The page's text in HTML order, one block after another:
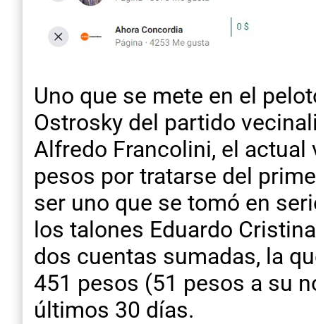
Uno que se mete en el
Ostrosky del partido
Alfredo Francolini, el
pesos por tratarse del
ser uno que se tomó en
los talones Eduardo
dos cuentas sumadas, la
451 pesos (51 pesos a su
últimos 30 días.